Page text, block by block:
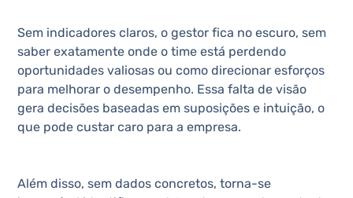
Sem indicadores claros, o gestor fica no escuro, sem
saber exatamente onde o time está perdendo
oportunidades valiosas ou como direcionar esforços
para melhorar o desempenho. Essa falta de visão
gera decisões baseadas em suposições e intuição, o
que pode custar caro para a empresa.
Além disso, sem dados concretos, torna-se